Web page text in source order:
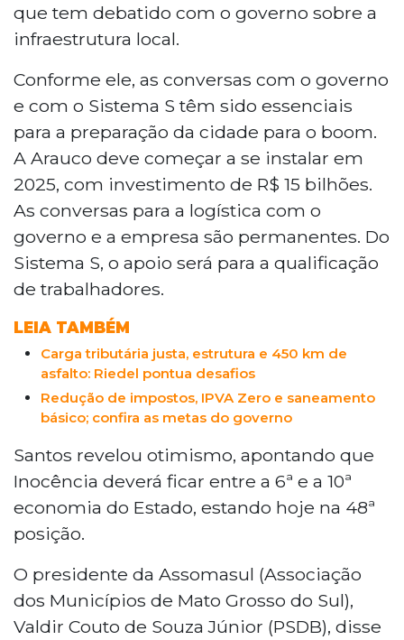
que tem debatido com o governo sobre a
infraestrutura local.
Conforme ele, as conversas com o governo
e com o Sistema S têm sido essenciais
para a preparação da cidade para o boom.
A Arauco deve começar a se instalar em
2025, com investimento de R$ 15 bilhões.
As conversas para a logística com o
governo e a empresa são permanentes. Do
Sistema S, o apoio será para a qualificação
de trabalhadores.
LEIA TAMBÉM
Carga tributária justa, estrutura e 450 km de
asfalto: Riedel pontua desafios
Redução de impostos, IPVA Zero e saneamento
básico; confira as metas do governo
Santos revelou otimismo, apontando que
Inocência deverá ficar entre a 6ª e a 10ª
economia do Estado, estando hoje na 48ª
posição.
O presidente da Assomasul (Associação
dos Municípios de Mato Grosso do Sul),
Valdir Couto de Souza Júnior (PSDB), disse